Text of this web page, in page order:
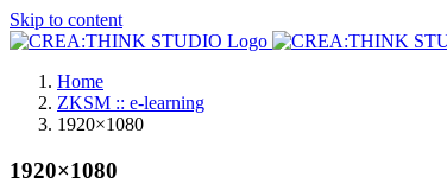
Skip to content
Home
ZKSM :: e-learning
1920×1080
1920×1080